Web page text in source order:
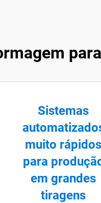
Sistemas
muito rápidos
para
em grandes
tiragens